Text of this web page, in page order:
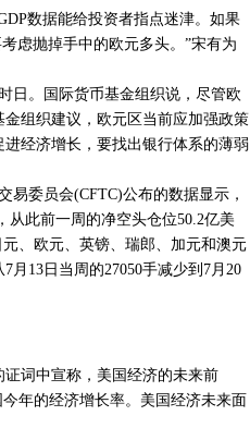
数据能给投资者指点迷津。如果
虑抛掉手中的欧元多头。”宋有为
。国际货币基金组织说，尽管欧
组织建议，欧元区当前应加强政策
经济增长，要找出银行体系的薄弱
委员会(CFTC)公布的数据显示，
此前一周的净空头仓位50.2亿美
、欧元、英镑、瑞郎、加元和澳元
13日当周的27050手减少到7月20
词中宣称，美国经济的未来前
年的经济增长率。美国经济未来面